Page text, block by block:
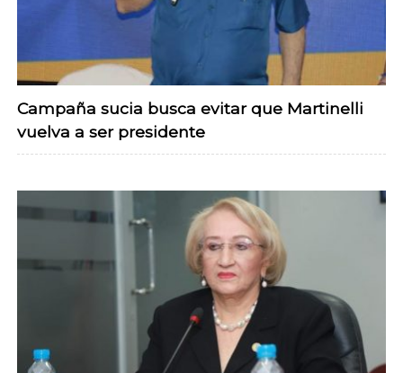
Campaña sucia busca evitar que Martinelli
vuelva a ser presidente